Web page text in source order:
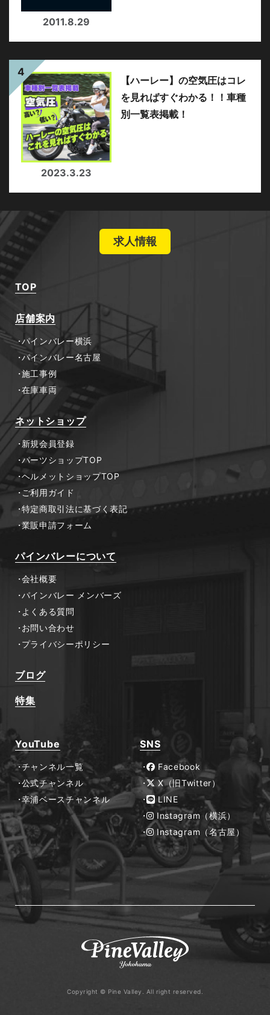
2011.8.29
2023.3.23
【ハーレー】の空気圧はコレ
を見ればすぐわかる！！車種
別一覧表掲載！
求人情報
TOP
店舗案内
パインバレー横浜
パインバレー名古屋
施工事例
在庫車両
ネットショップ
新規会員登録
パーツショップTOP
ヘルメットショップTOP
ご利用ガイド
特定商取引法に基づく表記
業販申請フォーム
パインバレーについて
会社概要
パインバレー メンバーズ
よくある質問
お問い合わせ
プライバシーポリシー
ブログ
特集
YouTube
チャンネル一覧
公式チャンネル
幸浦ベースチャンネル
SNS
Facebook
X（旧Twitter）
LINE
Instagram（横浜）
Instagram（名古屋）
Copyright © Pine Valley. All right reserved.